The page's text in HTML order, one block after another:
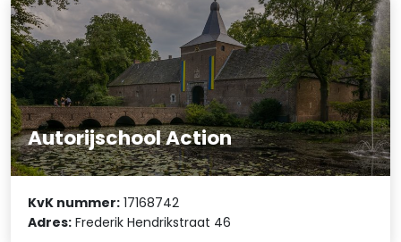
Autorijschool Action
KvK nummer: 17168742
Adres: Frederik Hendrikstraat 46